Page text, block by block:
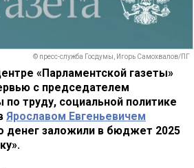
© пресс-служба Госдумы, Игорь Самохвалов/ПГ
«Парламентской газеты»
с председателем
труду, социальной политике
Ярославом Евгеньевичем
денег заложили в бюджет 2025